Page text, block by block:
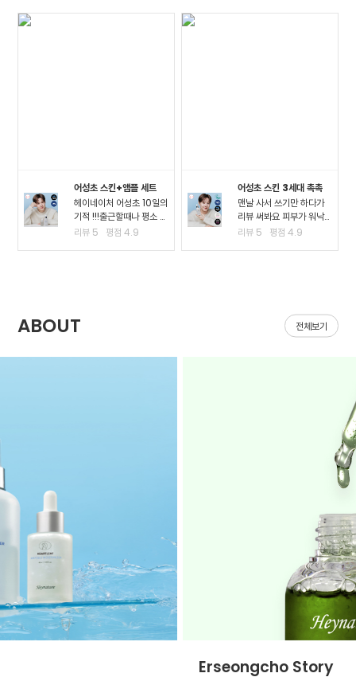
어성초 스킨+앰플 세트
헤이네이처 어성초 10일의
기적 !!!출근할때나 평소 밖
에서 다닐때도 계속 마스
리뷰 5 평점4.9
어성초 스킨 3세대 촉촉
맨날 사서 쓰기만 하다가
리뷰 써봐요 피부가 워낙
여드*성 피부고 툭하면 이
리뷰 5 평점4.9
ABOUT 전체보기